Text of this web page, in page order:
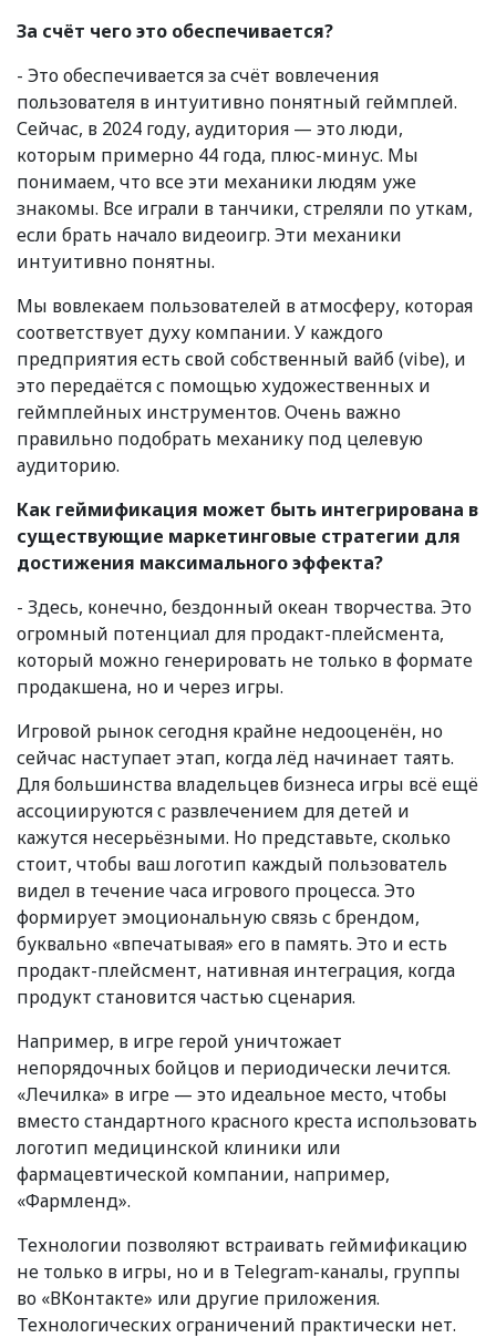
За счёт чего это обеспечивается?
- Это обеспечивается за счёт вовлечения
пользователя в интуитивно понятный геймплей.
Сейчас, в 2024 году, аудитория — это люди,
которым примерно 44 года, плюс-минус. Мы
понимаем, что все эти механики людям уже
знакомы. Все играли в танчики, стреляли по уткам,
если брать начало видеоигр. Эти механики
интуитивно понятны.
Мы вовлекаем пользователей в атмосферу, которая
соответствует духу компании. У каждого
предприятия есть свой собственный вайб (vibe), и
это передаётся с помощью художественных и
геймплейных инструментов. Очень важно
правильно подобрать механику под целевую
аудиторию.
Как геймификация может быть интегрирована в
существующие маркетинговые стратегии для
достижения максимального эффекта?
- Здесь, конечно, бездонный океан творчества. Это
огромный потенциал для продакт-плейсмента,
который можно генерировать не только в формате
продакшена, но и через игры.
Игровой рынок сегодня крайне недооценён, но
сейчас наступает этап, когда лёд начинает таять.
Для большинства владельцев бизнеса игры всё ещё
ассоциируются с развлечением для детей и
кажутся несерьёзными. Но представьте, сколько
стоит, чтобы ваш логотип каждый пользователь
видел в течение часа игрового процесса. Это
формирует эмоциональную связь с брендом,
буквально «впечатывая» его в память. Это и есть
продакт-плейсмент, нативная интеграция, когда
продукт становится частью сценария.
Например, в игре герой уничтожает
непорядочных бойцов и периодически лечится.
«Лечилка» в игре — это идеальное место, чтобы
вместо стандартного красного креста использовать
логотип медицинской клиники или
фармацевтической компании, например,
«Фармленд».
Технологии позволяют встраивать геймификацию
не только в игры, но и в Telegram-каналы, группы
во «ВКонтакте» или другие приложения.
Технологических ограничений практически нет.